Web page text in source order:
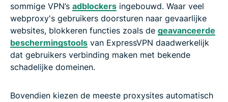
sommige VPN’s adblockers ingebouwd. Waar veel
webproxy's gebruikers doorsturen naar gevaarlijke
websites, blokkeren functies zoals de geavanceerde
beschermingstools van ExpressVPN daadwerkelijk
dat gebruikers verbinding maken met bekende
schadelijke domeinen.
Bovendien kiezen de meeste proxysites automatisch